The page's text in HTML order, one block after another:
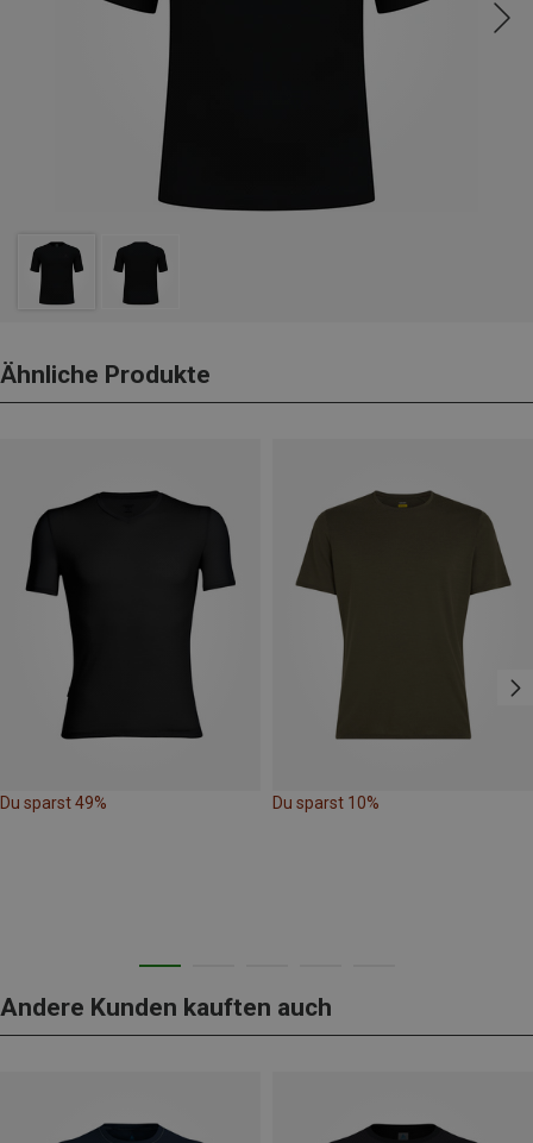
Ähnliche Produkte
Du sparst 49% Du sparst 10%
Andere Kunden kauften auch